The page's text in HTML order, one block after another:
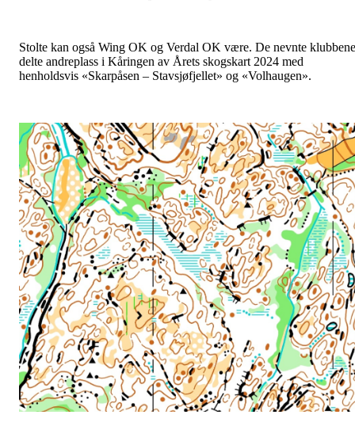
Stolte kan også Wing OK og Verdal OK være. De nevnte klubbene
delte andreplass i Kåringen av Årets skogskart 2024 med
henholdsvis «Skarpåsen – Stavsjøfjellet» og «Volhaugen».